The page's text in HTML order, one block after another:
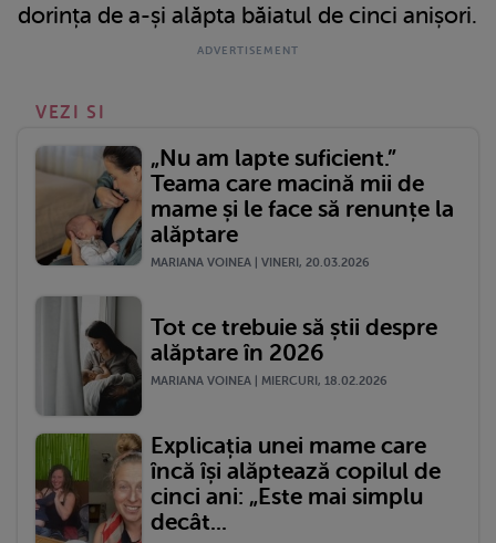
dorința de a-și alăpta băiatul de cinci anișori.
VEZI SI
„Nu am lapte suficient.”
Teama care macină mii de
mame și le face să renunțe la
alăptare
MARIANA VOINEA | VINERI, 20.03.2026
Tot ce trebuie să știi despre
alăptare în 2026
MARIANA VOINEA | MIERCURI, 18.02.2026
Explicația unei mame care
încă își alăptează copilul de
cinci ani: „Este mai simplu
decât...